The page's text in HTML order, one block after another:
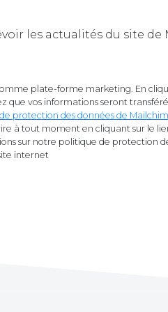
Manon Aubry par
plate-forme marketing. En
que vos informations seront
protection des données de
à tout moment en cliquant sur le
sur notre politique de protection
internet